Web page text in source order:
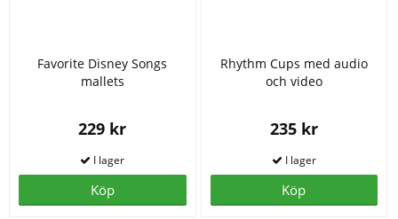
Favorite Disney Songs
mallets
229 kr
Köp
Rhythm Cups med audio
och video
235 kr
Köp